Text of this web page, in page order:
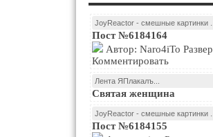
JoyReactor - смешные картинки ...
Пост №6184164
Комментировать
Лента ЯПлакалъ...
Святая женщина
JoyReactor - смешные картинки ...
Пост №6184155